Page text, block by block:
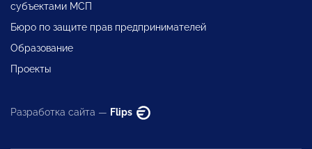
субъектами МСП
Бюро по защите прав предпринимателей
Образование
Проекты
Разработка сайта — Flips